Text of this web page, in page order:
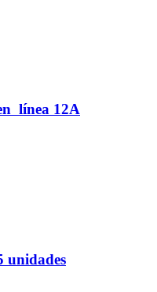
línea 12A
unidades